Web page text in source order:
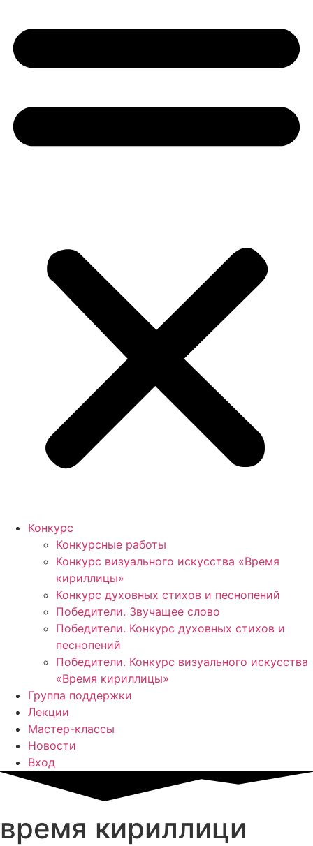
Конкурс
Конкурсные работы
Конкурс визуального искусства «Время
кириллицы»
Конкурс духовных стихов и песнопений
Победители. Звучащее слово
Победители. Конкурс духовных стихов и
песнопений
Победители. Конкурс визуального искусства
«Время кириллицы»
Группа поддержки
Лекции
Мастер-классы
Новости
Вход
время кириллици